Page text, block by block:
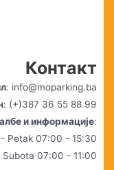
Контакт
: info@moparking.ba
: (+)387 36 55 88 99
и информације:
- Petak 07:00 - 15:30
Subota 07:00 - 11:00